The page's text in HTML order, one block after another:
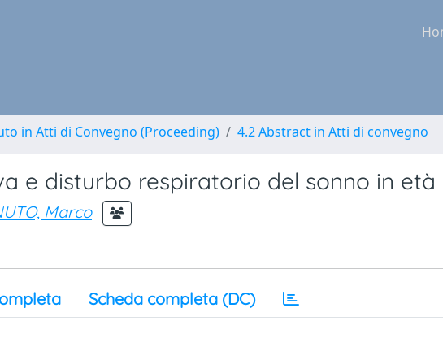
in Atti di Convegno (Proceeding) 4.2 Abstract in Atti di convegno
e disturbo respiratorio del sonno in
Marco
Scheda completa (DC)